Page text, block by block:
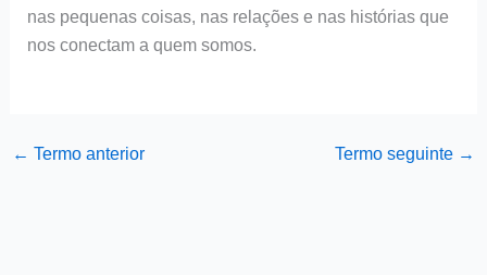
nas pequenas coisas, nas relações e nas histórias que
nos conectam a quem somos.
← Termo anterior Termo seguinte →